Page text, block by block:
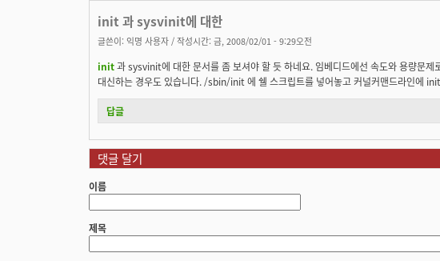
init 과 sysvinit에 대한
글쓴이: 익명 사용자 / 작성시간: 금, 2008/02/01 - 9:29오전
init과 sysvinit에 대한 문서를 좀 보셔야 할 듯 하네요. 임베디드에선 속도와 용량문
대신하는 경우도 있습니다. /sbin/init 에 쉘 스크립트를 넣어놓고 커널커맨드라인에
답글
댓글 달기
이름
제목